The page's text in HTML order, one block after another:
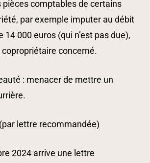
pièces comptables de certains
par exemple imputer au débit
14 000 euros (qui n’est pas due),
concerné.
: menacer de mettre un
lettre recommandée)
2024 arrive une lettre